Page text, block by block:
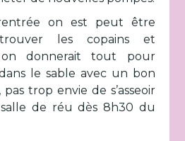
on est peut être
les copains et
on donnerait tout pour
le sable avec un bon
trop envie de s’asseoir
de réu dès 8h30 du